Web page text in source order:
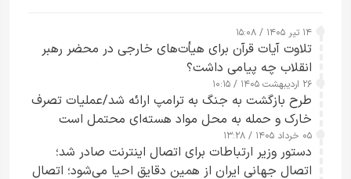
۱۴ تیر ۱۴۰۵ / ۱۵:۰۸
تلاوت آیات قرآن برای هیأت‌های خارجی در محضر رهبر
انقلاب چه پیامی داشت؟
۲۶ اردیبهشت ۱۴۰۵ / ۱۰:۱۵
طرح‌ بازگشت به جنگ به ترامپ ارائه شد/عملیات تصرف
خارک و حمله به محل مواد هسته‌ای محتمل است
۰۵ خرداد ۱۴۰۵ / ۱۳:۲۸
دستور وزیر ارتباطات برای اتصال اینترنت صادر شد؛
اتصال جهانی ایران از همین دقایق احیا می‌شود؛ اتصال